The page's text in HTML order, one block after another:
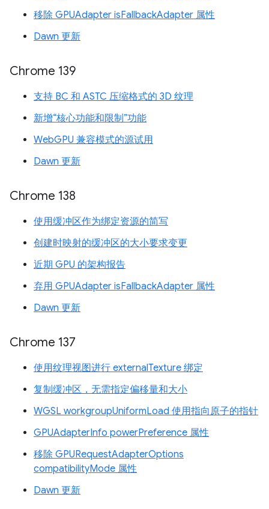
移除 GPUAdapter isFallbackAdapter 属性
Dawn 更新
Chrome 139
支持 BC 和 ASTC 压缩格式的 3D 纹理
新增“核心功能和限制”功能
WebGPU 兼容模式的源试用
Dawn 更新
Chrome 138
使用缓冲区作为绑定资源的简写
创建时映射的缓冲区的大小要求变更
近期 GPU 的架构报告
弃用 GPUAdapter isFallbackAdapter 属性
Dawn 更新
Chrome 137
使用纹理视图进行 externalTexture 绑定
复制缓冲区，无需指定偏移量和大小
WGSL workgroupUniformLoad 使用指向原子的指针
GPUAdapterInfo powerPreference 属性
移除 GPURequestAdapterOptions
compatibilityMode 属性
Dawn 更新